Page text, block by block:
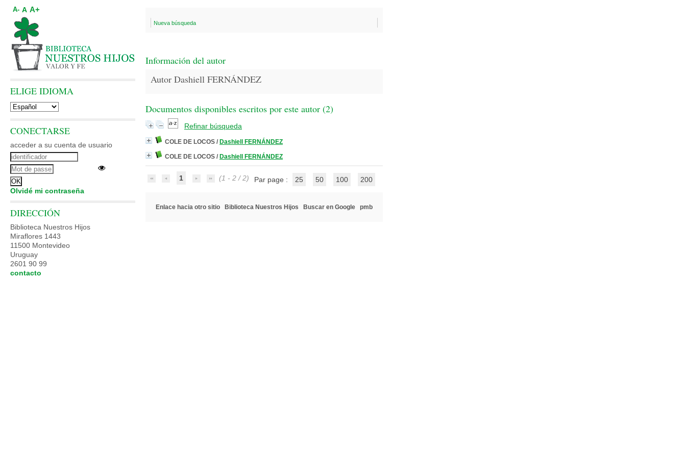
Nueva búsqueda
Información del autor
Autor Dashiell FERNÁNDEZ
Documentos disponibles escritos por este autor (2)
Refinar búsqueda
COLE DE LOCOS / Dashiell FERNÁNDEZ
COLE DE LOCOS / Dashiell FERNÁNDEZ
1 (1 - 2 / 2) Par page : 25 50 100 200
Enlace hacia otro sitio Biblioteca Nuestros Hijos Buscar en Google pmb
A- A A+
ELIGE IDIOMA
CONECTARSE
acceder a su cuenta de usuario
Olvidé mi contraseña
DIRECCIÓN
Biblioteca Nuestros Hijos
Miraflores 1443
11500 Montevideo
Uruguay
2601 90 99
contacto